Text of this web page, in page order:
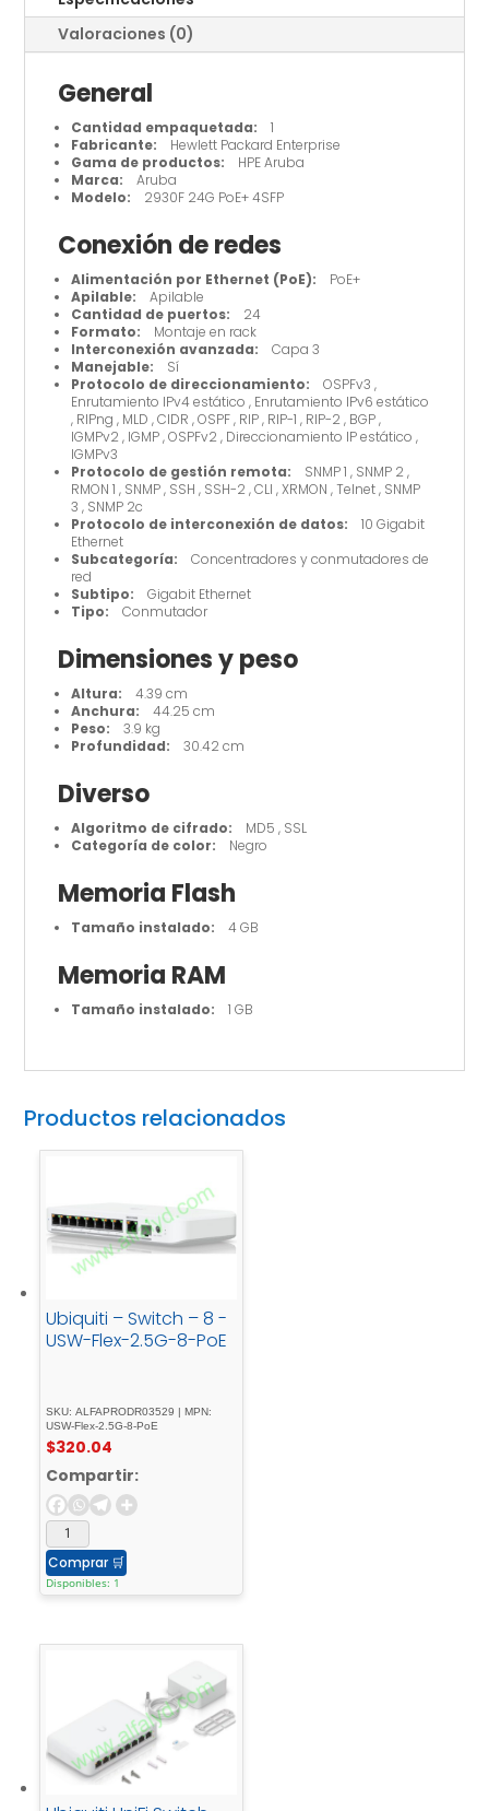
cantidad
Valoraciones (0)
General
Cantidad empaquetada: 1
Fabricante: Hewlett Packard Enterprise
Gama de productos: HPE Aruba
Marca: Aruba
Modelo: 2930F 24G PoE+ 4SFP
Conexión de redes
Alimentación por Ethernet (PoE): PoE+
Apilable: Apilable
Cantidad de puertos: 24
Formato: Montaje en rack
Interconexión avanzada: Capa 3
Manejable: Sí
Protocolo de direccionamiento: OSPFv3 ,
Enrutamiento IPv4 estático , Enrutamiento IPv6 estático
, RIPng , MLD , CIDR , OSPF , RIP , RIP-1 , RIP-2 , BGP ,
IGMPv2 , IGMP , OSPFv2 , Direccionamiento IP estático ,
IGMPv3
Protocolo de gestión remota: SNMP 1 , SNMP 2 ,
RMON 1 , SNMP , SSH , SSH-2 , CLI , XRMON , Telnet , SNMP
3 , SNMP 2c
Protocolo de interconexión de datos: 10 Gigabit
Ethernet
Subcategoría: Concentradores y conmutadores de
red
Subtipo: Gigabit Ethernet
Tipo: Conmutador
Dimensiones y peso
Altura: 4.39 cm
Anchura: 44.25 cm
Peso: 3.9 kg
Profundidad: 30.42 cm
Diverso
Algoritmo de cifrado: MD5 , SSL
Categoría de color: Negro
Memoria Flash
Tamaño instalado: 4 GB
Memoria RAM
Tamaño instalado: 1 GB
Productos relacionados
Ubiquiti – Switch – 8 -
USW-Flex-2.5G-8-PoE
SKU: ALFAPRODR03529 | MPN:
USW-Flex-2.5G-8-PoE
$320.04
Compartir:
Comprar 🛒
Disponibles: 1